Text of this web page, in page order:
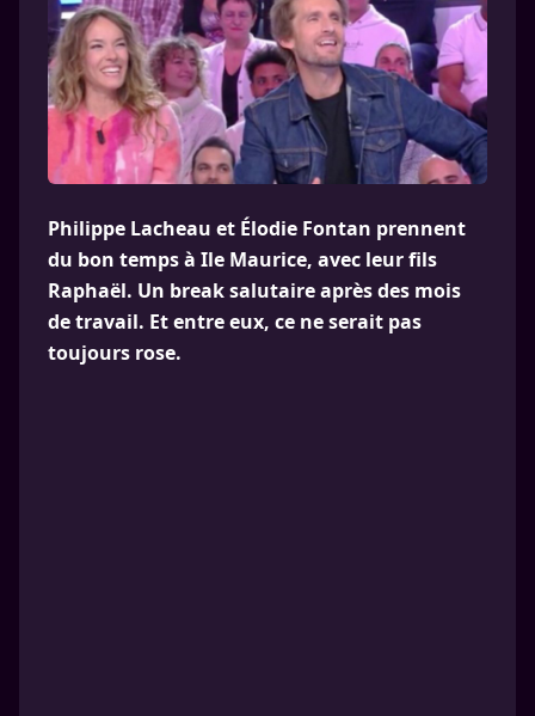
Philippe Lacheau et Élodie Fontan prennent
du bon temps à Ile Maurice, avec leur fils
Raphaël. Un break salutaire après des mois
de travail. Et entre eux, ce ne serait pas
toujours rose.